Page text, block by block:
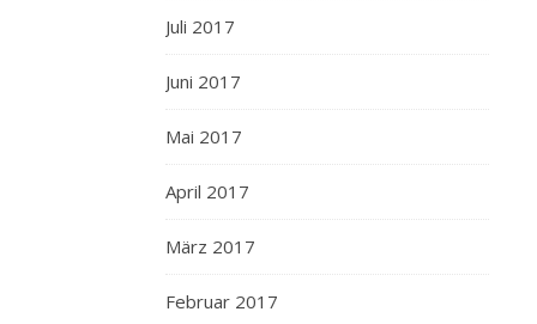
Juli 2017
Juni 2017
Mai 2017
April 2017
März 2017
Februar 2017